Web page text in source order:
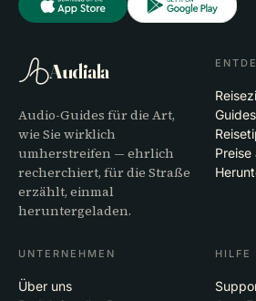
Audiala
Audio-Guides für die Art,
wie Sie wirklich
umherstreifen — ehrlich
recherchiert, für die Straße
erzählt, einmal
heruntergeladen.
Guides
Preise
UNTERNEHMEN
Über uns
HILFE